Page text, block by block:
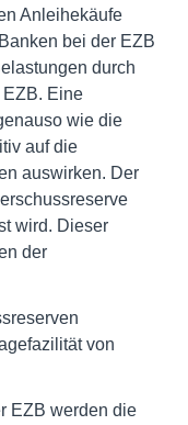
Anleihekäufe
bei der EZB
durch
Eine
wie die
auf die
auswirken. Der
wird. Dieser
der
von
EZB werden die